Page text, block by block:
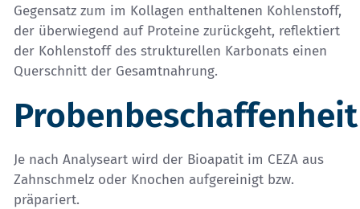
Gegensatz zum im Kollagen enthaltenen Kohlenstoff,
der überwiegend auf Proteine zurückgeht, reflektiert
der Kohlenstoff des strukturellen Karbonats einen
Querschnitt der Gesamtnahrung.
Probenbeschaffenheit
Je nach Analyseart wird der Bioapatit im CEZA aus
Zahnschmelz oder Knochen aufgereinigt bzw.
präpariert.